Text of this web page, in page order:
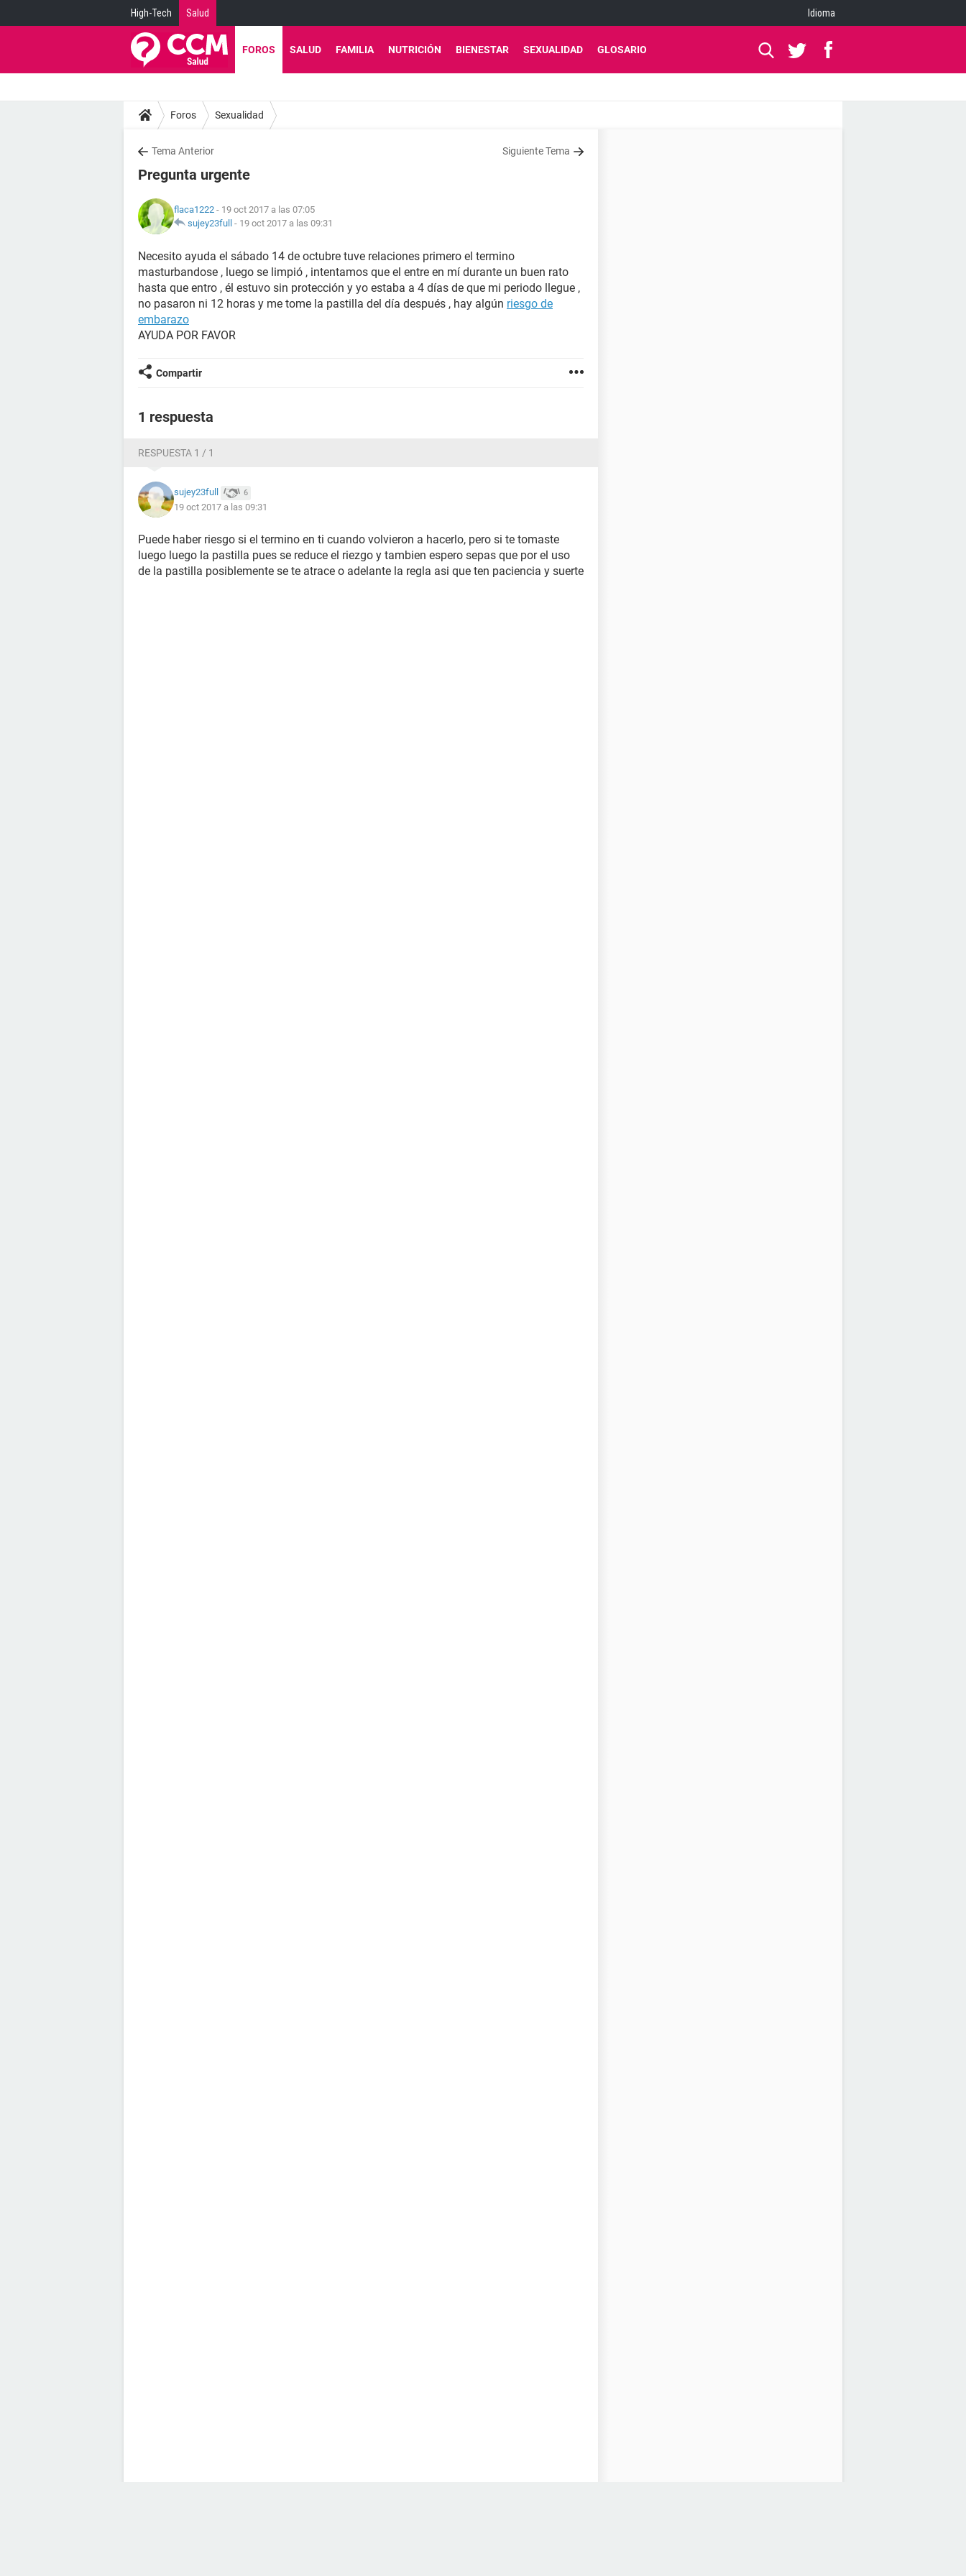
High-Tech Salud Idioma
FOROS SALUD FAMILIA NUTRICIÓN BIENESTAR SEXUALIDAD GLOSARIO
Foros Sexualidad
Tema Anterior Siguiente Tema
Pregunta urgente
flaca1222 - 19 oct 2017 a las 07:05
sujey23full - 19 oct 2017 a las 09:31
Necesito ayuda el sábado 14 de octubre tuve relaciones primero el termino
masturbandose , luego se limpió , intentamos que el entre en mí durante un buen rato
hasta que entro , él estuvo sin protección y yo estaba a 4 días de que mi periodo llegue ,
no pasaron ni 12 horas y me tome la pastilla del día después , hay algún riesgo de
embarazo
AYUDA POR FAVOR
Compartir
1 respuesta
RESPUESTA 1 / 1
sujey23full 6
19 oct 2017 a las 09:31
Puede haber riesgo si el termino en ti cuando volvieron a hacerlo, pero si te tomaste
luego luego la pastilla pues se reduce el riezgo y tambien espero sepas que por el uso
de la pastilla posiblemente se te atrace o adelante la regla asi que ten paciencia y suerte